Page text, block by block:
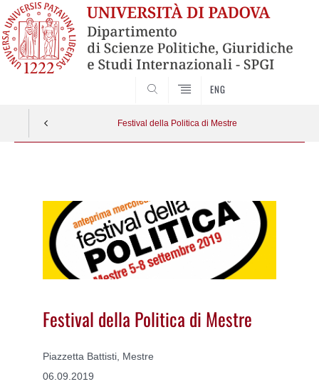
ENG
Festival della Politica di Mestre
Festival della Politica di Mestre
Piazzetta Battisti, Mestre
06.09.2019